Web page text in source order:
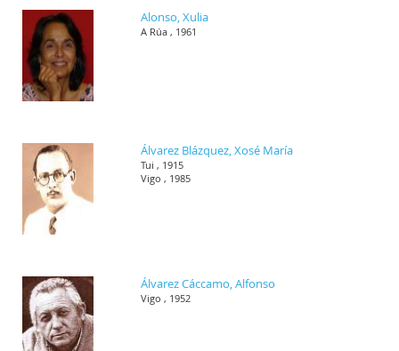
Alonso, Xulia
A Rúa , 1961
Álvarez Blázquez, Xosé María
Tui , 1915
Vigo , 1985
Álvarez Cáccamo, Alfonso
Vigo , 1952